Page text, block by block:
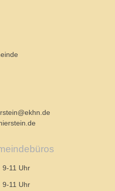
9-11 Uhr
9-11 Uhr